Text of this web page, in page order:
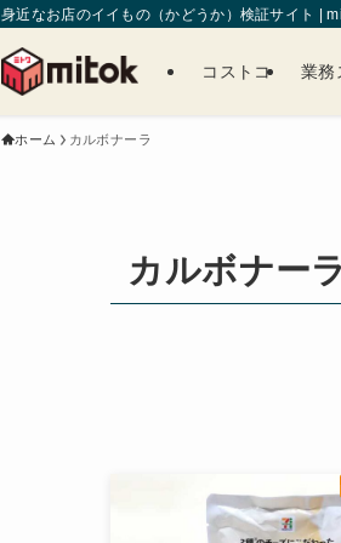
身近なお店のイイもの（かどうか）検証サイト |
コストコ 業務
ホーム カルボナーラ
カルボナーラ